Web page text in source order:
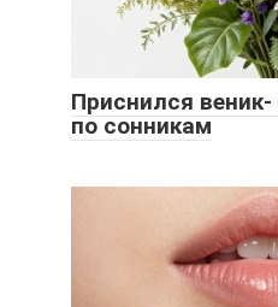
Приснился
по сонникам